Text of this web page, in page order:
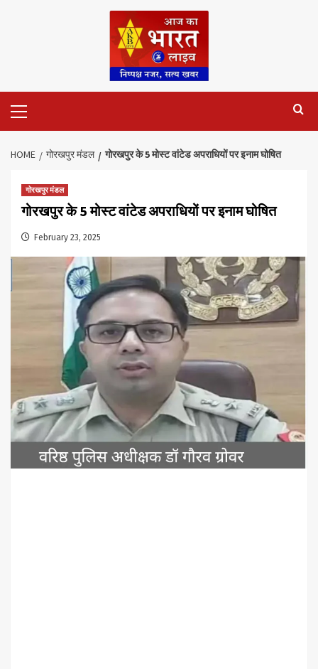
Menu
HOME गोरखपुर मंडल गोरखपुर के 5 मोस्ट वांटेड अपराधियों पर इनाम घोषित
गोरखपुर मंडल
गोरखपुर के 5 मोस्ट वांटेड अपराधियों पर इनाम घोषित
February 23, 2025